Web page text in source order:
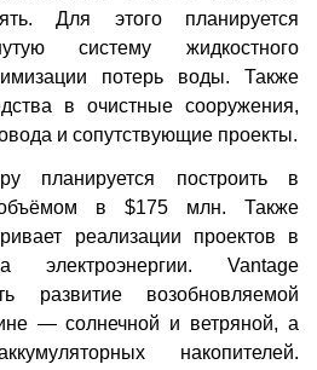
Для этого планируется
систему жидкостного
потерь воды. Также
в очистные сооружения,
и сопутствующие проекты.
планируется построить в
в $175 млн. Также
реализации проектов в
электроэнергии. Vantage
развитие возобновляемой
— солнечной и ветряной, а
накопителей.